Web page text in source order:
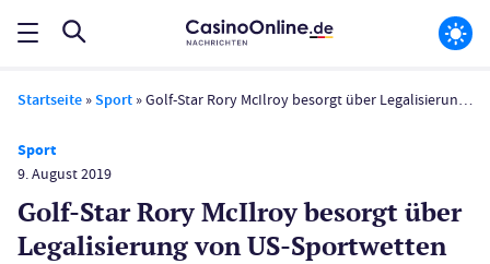
Startseite »Sport »Golf-Star Rory McIlroy besorgt über Legalisierung von US-Sportwetten
Sport
9. August 2019
Golf-Star Rory McIlroy besorgt über
Legalisierung von US-Sportwetten